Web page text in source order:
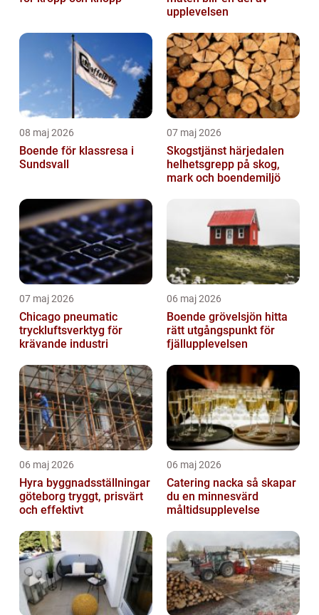
upplevelsen
08 maj 2026
Boende för klassresa i
Sundsvall
07 maj 2026
Skogstjänst härjedalen
helhetsgrepp på skog,
mark och boendemiljö
07 maj 2026
Chicago pneumatic
tryckluftsverktyg för
krävande industri
06 maj 2026
Boende grövelsjön hitta
rätt utgångspunkt för
fjällupplevelsen
06 maj 2026
Hyra byggnadsställningar
göteborg tryggt, prisvärt
och effektivt
06 maj 2026
Catering nacka så skapar
du en minnesvärd
måltidsupplevelse